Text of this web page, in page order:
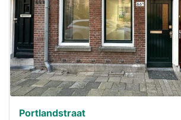
Portlandstraat